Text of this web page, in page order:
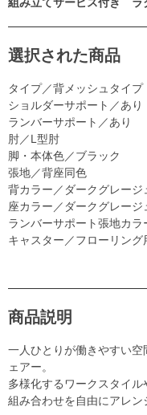
選択された商品
タイプ／背メッシュタイプ
ショルダーサポート／あり
ランバーサポート／あり
肘／L型肘
脚・本体色／ブラック
張地／背座同色
背カラー／ダークグレージ
座カラー／ダークグレージ
ランバーサポート張地カラ
キャスター／フローリング
商品説明
一人ひとりが働きやすい
ェアー。
多様化するワークスタイ
組み合わせを自由にアレン